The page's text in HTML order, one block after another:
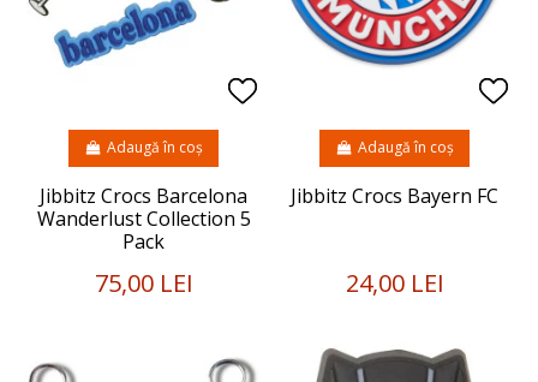
Jibbitz Crocs Barcelona
Wanderlust Collection 5
Pack
75,00 LEI
Adaugă în coș
Jibbitz Crocs Bayern FC
24,00 LEI
Adaugă în coș